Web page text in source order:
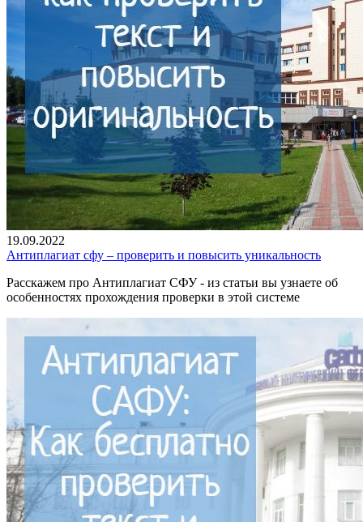
19.09.2022
Антиплагиат сфу – проверить и повысить уникальность
Расскажем про Антиплагиат СФУ - из статьи вы узнаете об
особенностях прохождения проверки в этой системе